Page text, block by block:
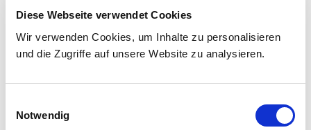
Diese Webseite verwendet Cookies
Wir verwenden Cookies, um Inhalte zu personalisieren
und die Zugriffe auf unsere Website zu analysieren.
Notwendig
Bei der Untersuchung wird geschaut, ob es eine
Schwellung gibt, Druckschmerzen? Stabilität der
Bänder? Beweglichkeit?
Arthrosezeichen. Auch ob es Achsfehlstellungen gibt